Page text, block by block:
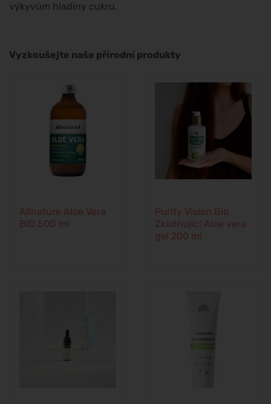
výkyvům hladiny cukru.
Vyzkoušejte naše přírodní produkty
Allnature Aloe Vera
BIO 500 ml
Purity Vision Bio
Zklidňující Aloe vera
gel 200 ml